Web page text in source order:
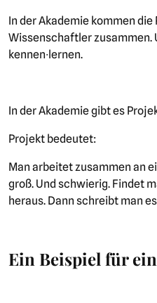
In der Akademie kommen
Wissenschaftler zusammen.
kennen∙lernen.
In der Akademie gibt es
Projekt bedeutet:
Man arbeitet zusammen an
groß. Und schwierig. Findet
heraus. Dann schreibt man
Ein Beispiel für